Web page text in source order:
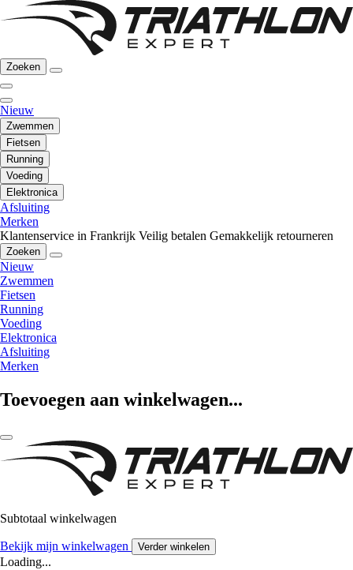
Zoeken
Nieuw
Zwemmen
Fietsen
Running
Voeding
Elektronica
Afsluiting
Merken
Klantenservice in Frankrijk Veilig betalen Gemakkelijk retourneren
Zoeken
Nieuw
Zwemmen
Fietsen
Running
Voeding
Elektronica
Afsluiting
Merken
Toevoegen aan winkelwagen...
Subtotaal winkelwagen
Bekijk mijn winkelwagen Verder winkelen
Loading...